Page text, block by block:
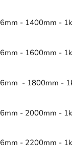
- 1400mm -
- 1600mm -
- 1800mm -
- 2000mm -
- 2200mm -